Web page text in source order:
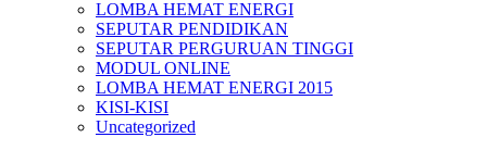
LOMBA HEMAT ENERGI
SEPUTAR PENDIDIKAN
SEPUTAR PERGURUAN TINGGI
MODUL ONLINE
LOMBA HEMAT ENERGI 2015
KISI-KISI
Uncategorized